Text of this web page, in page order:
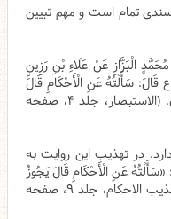
تمام است و مهم تبیین
الْبَزَّازِ عَنْ عَلَاءِ بْنِ رَزِينٍ
سَأَلْتُهُ عَنِ الْأَحْكَامِ قَالَ
يَجُوزُ عَلَى أَهْلِ كُلِّ ذِي دِينٍ مَا يَسْتَحِلُّونَ. (الاستبصار، جلد ۴، صفحه
در تهذیب این روایت به
«سَأَلْتُهُ عَنِ الْأَحْكَامِ قَالَ يَجُوزُ
» (تهذیب الاحکام، جلد ۹، صفحه